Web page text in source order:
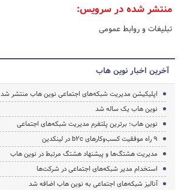
منتشر شده در سرویس:
تبلیغات و روابط عمومی
آخرین اخبار نوین هاب
اپلیکیشن مدیریت شبکه‌های اجتماعی نوین هاب منتشر شد
نوین هاب یک ساله شد
نوین هاب؛ برترین پلتفرم مدیریت شبکه‌های اجتماعی
۹ راه موفقیت کسب‌و‌کار‌های b2c در لینکدین
مدیریت هشتگ‌ها و پیشنهاد هشتگ مرتبط در نوین هاب
استخدام مدیر شبکه‌های اجتماعی در شرکت‌ها
آنالیز شبکه‌های اجتماعی به نوین هاب اضافه شد